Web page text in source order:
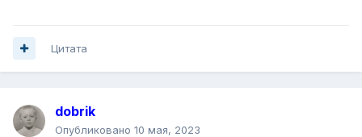
Цитата
dobrik
Опубликовано 10 мая, 2023